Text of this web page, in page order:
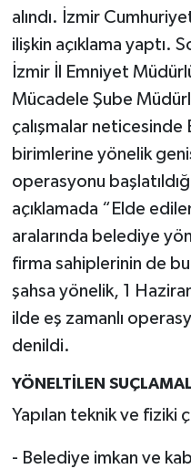
alındı. İzmir
ilişkin açıklama yaptı.
İzmir İl Emniyet
Mücadele Şube
çalışmalar neticesinde
birimlerine yönelik
operasyonu
açıklamada “Elde
aralarında belediye
firma sahiplerinin de
şahsa yönelik, 1
ilde eş zamanlı
denildi.
YÖNELTİLEN
Yapılan teknik ve fiziki
- Belediye imkan ve